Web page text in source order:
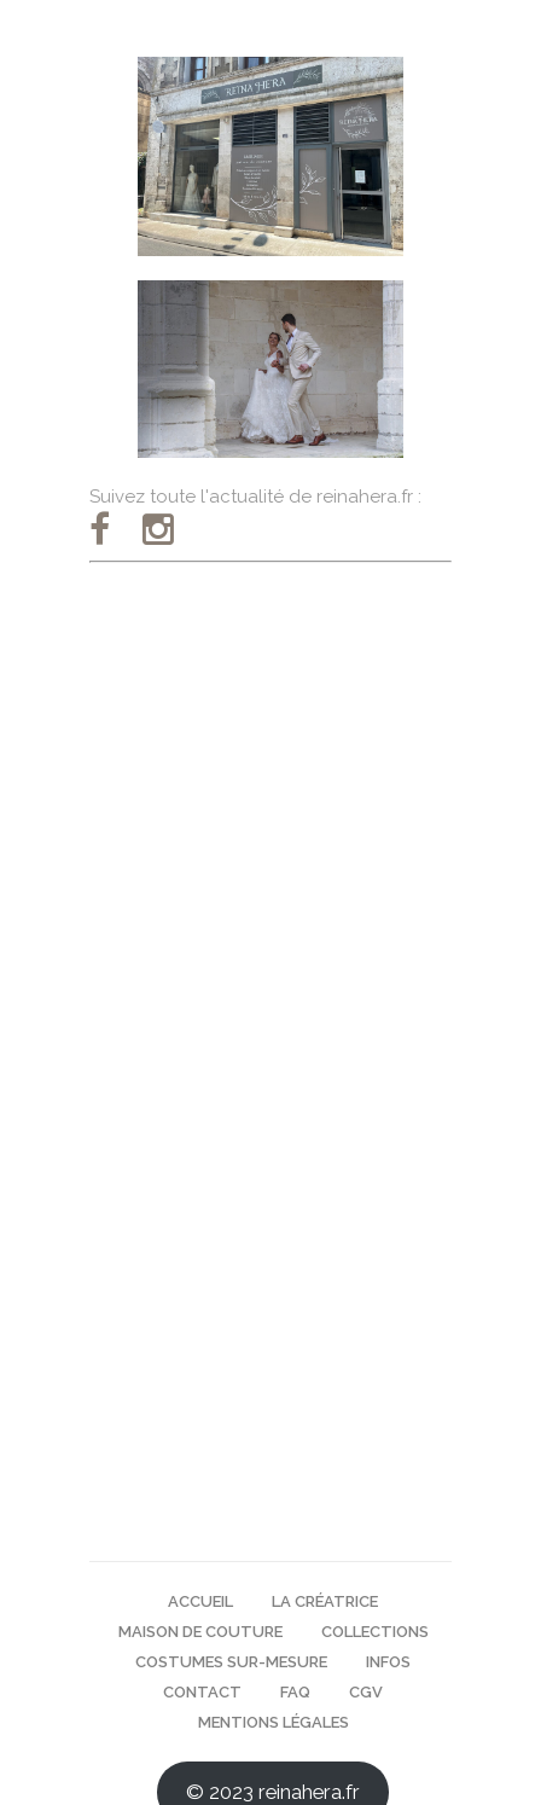
Suivez toute l'actualité de reinahera.fr :
ACCUEIL
LA CRÉATRICE
MAISON DE COUTURE
COLLECTIONS
COSTUMES SUR-MESURE
INFOS
CONTACT
FAQ
CGV
MENTIONS LÉGALES
© 2023 reinahera.fr